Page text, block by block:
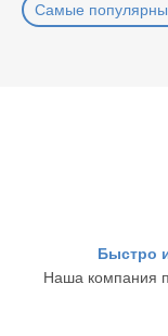
Самые
Быстро
Наша компания